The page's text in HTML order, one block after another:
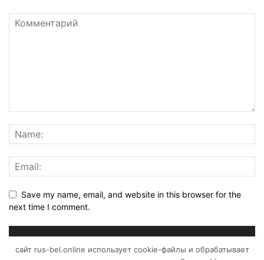
Save my name, email, and website in this browser for the
next time I comment.
сайт rus-bel.online использует cookie-файлы и обрабатывает